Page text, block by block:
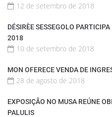
12 de setembro de 2018
DÉSIRÈE SESSEGOLO
2018
10 de setembro de 2018
MON OFERECE VENDA DE
28 de agosto de 2018
EXPOSIÇÃO NO MUSA REÚNE
PALULIS